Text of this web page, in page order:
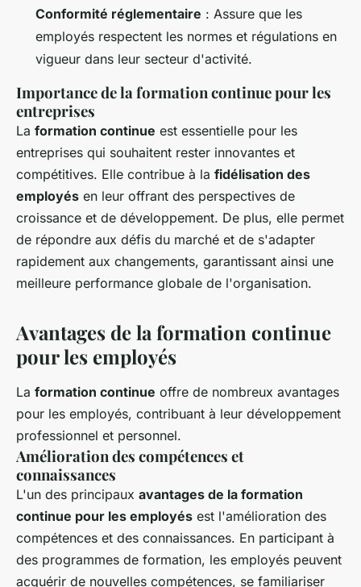
Conformité réglementaire : Assure que les
employés respectent les normes et régulations en
vigueur dans leur secteur d'activité.
Importance de la formation continue pour les
entreprises
La formation continue est essentielle pour les
entreprises qui souhaitent rester innovantes et
compétitives. Elle contribue à la fidélisation des
employés en leur offrant des perspectives de
croissance et de développement. De plus, elle permet
de répondre aux défis du marché et de s'adapter
rapidement aux changements, garantissant ainsi une
meilleure performance globale de l'organisation.
Avantages de la formation continue
pour les employés
La formation continue offre de nombreux avantages
pour les employés, contribuant à leur développement
professionnel et personnel.
Amélioration des compétences et
connaissances
L'un des principaux avantages de la formation
continue pour les employés est l'amélioration des
compétences et des connaissances. En participant à
des programmes de formation, les employés peuvent
acquérir de nouvelles compétences, se familiariser